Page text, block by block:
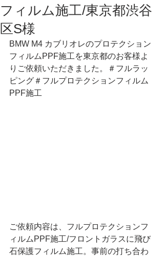
フィルム施工/東京都渋谷
区S様
BMW M4 カブリオレのプロテクション
フィルムPPF施工を東京都のお客様よ
りご依頼いただきました。＃フルラッ
ピング＃フルプロテクションフィルム
PPF施工
ご依頼内容は、フルプロテクションフ
ィルムPPF施工/フロントガラスに飛び
石保護フィルム施工。事前の打ち合わ